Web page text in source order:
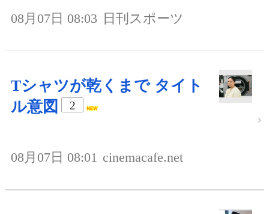
08月07日 08:03 日刊スポーツ
Tシャツが乾くまで タイト
ル意図
2
08月07日 08:01 cinemacafe.net